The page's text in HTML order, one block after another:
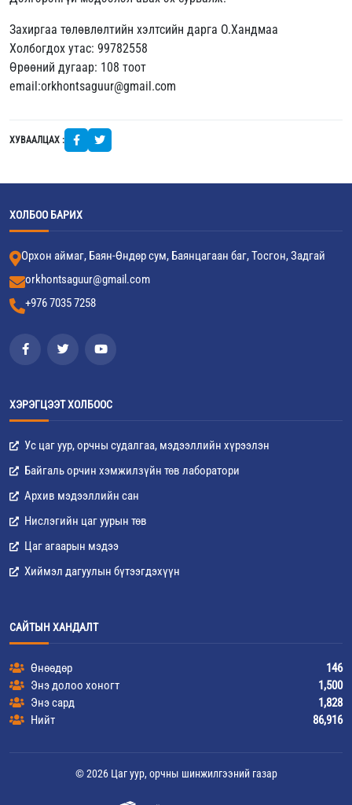
Захиргаа төлөвлөлтийн хэлтсийн дарга О.Хандмаа
Холбогдох утас: 99782558
Өрөөний дугаар: 108 тоот
email:orkhontsaguur@gmail.com
ХУВААЛЦАХ :
ХОЛБОО БАРИХ
Орхон аймаг, Баян-Өндөр сум, Баянцагаан баг, Тосгон, Задгай
orkhontsaguur@gmail.com
+976 7035 7258
ХЭРЭГЦЭЭТ ХОЛБООС
Ус цаг уур, орчны судалгаа, мэдээллийн хүрээлэн
Байгаль орчин хэмжилзүйн төв лаборатори
Архив мэдээллийн сан
Нислэгийн цаг уурын төв
Цаг агаарын мэдээ
Хиймэл дагуулын бүтээгдэхүүн
САЙТЫН ХАНДАЛТ
Өнөөдөр
146
Энэ долоо хоногт
1,500
Энэ сард
1,828
Нийт
86,916
© 2026 Цаг уур, орчны шинжилгээний газар